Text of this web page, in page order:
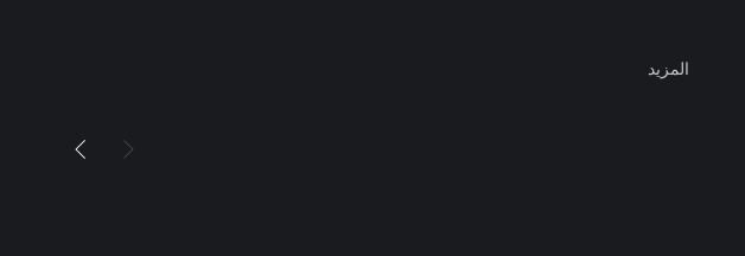
المزيد